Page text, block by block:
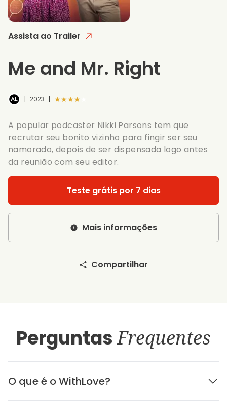
Assista ao Trailer
Me and Mr. Right
| 2023 | ★★★★★
A popular podcaster Nikki Parsons tem que
recrutar seu bonito vizinho para fingir ser seu
namorado, depois de ser dispensada logo antes
da reunião com seu editor.
Teste grátis por 7 dias
Mais informações
Compartilhar
PerguntasFrequentes
O que é o WithLove?